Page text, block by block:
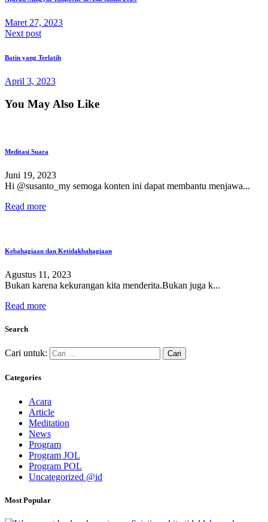
Maret 27, 2023
Next post
Batin yang Terlatih
April 3, 2023
You May Also Like
Meditasi Suara
Juni 19, 2023
Hi @susanto_my semoga konten ini dapat membantu menjawa...
Read more
Kebahagiaan dan Ketidakbahagiaan
Agustus 11, 2023
Bukan karena kekurangan kita menderita.Bukan juga k...
Read more
Search
Cari untuk:
Categories
Acara
Article
Meditation
News
Program
Program JOL
Program POL
Uncategorized @id
Most Popular